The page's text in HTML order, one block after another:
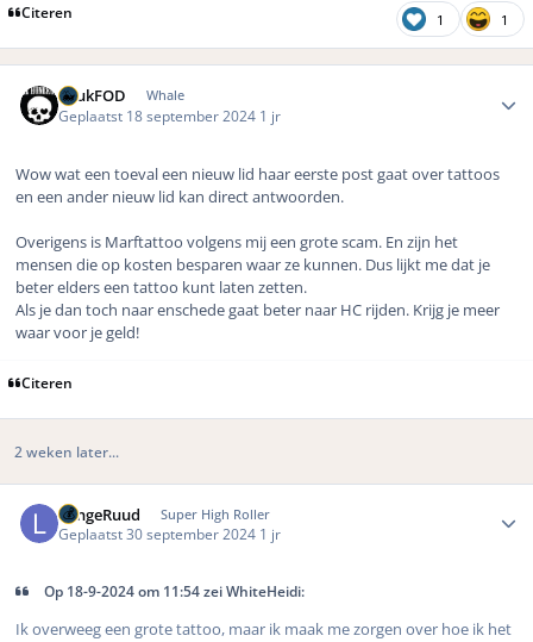
Citeren 1 1
LuukFOD Whale
Geplaatst 18 september 2024 1 jr
Wow wat een toeval een nieuw lid haar eerste post gaat over tattoos
en een ander nieuw lid kan direct antwoorden.
Overigens is Marftattoo volgens mij een grote scam. En zijn het
mensen die op kosten besparen waar ze kunnen. Dus lijkt me dat je
beter elders een tattoo kunt laten zetten.
Als je dan toch naar enschede gaat beter naar HC rijden. Krijg je meer
waar voor je geld!
Citeren
2 weken later...
LangeRuud Super High Roller
Geplaatst 30 september 2024 1 jr
Op 18-9-2024 om 11:54 zei WhiteHeidi:
Ik overweeg een grote tattoo, maar ik maak me zorgen over hoe ik het